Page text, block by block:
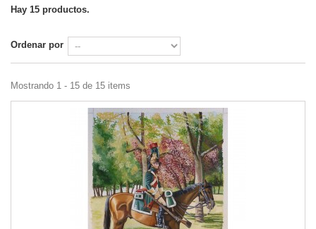
Hay 15 productos.
Ordenar por
Mostrando 1 - 15 de 15 items